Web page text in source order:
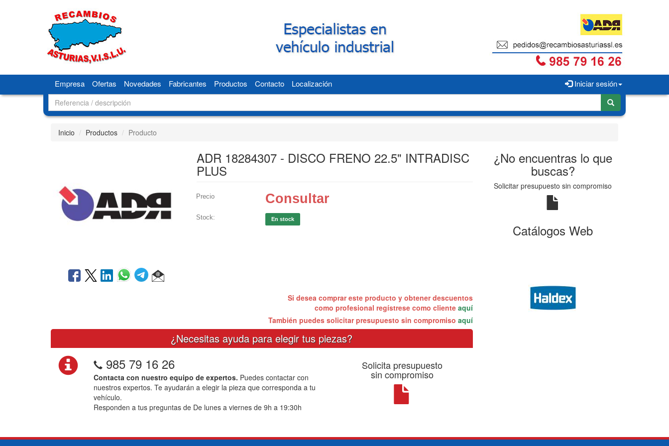
Iniciar sesión
Empresa Ofertas Novedades Fabricantes Productos Contacto Localización
Inicio Productos Producto
ADR 18284307 - DISCO FRENO 22.5" INTRADISC
PLUS
Precio Consultar
Stock: En stock
Si desea comprar este producto y obtener descuentos
como profesional regístrese como cliente aquí
También puedes solicitar presupuesto sin compromiso aquí
¿Necesitas ayuda para elegir tus piezas?
985 79 16 26
Contacta con nuestro equipo de expertos. Puedes contactar con
nuestros expertos. Te ayudarán a elegir la pieza que corresponda a tu
vehículo.
Responden a tus preguntas de De lunes a viernes de 9h a 19:30h
Solicita presupuesto
sin compromiso
¿No encuentras lo que
buscas?
Solicitar presupuesto sin compromiso
Catálogos Web